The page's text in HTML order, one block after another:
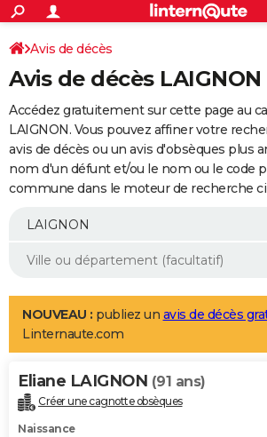
ACTUALITÉS
Politique
Société
Faits Divers
Education
Monde
Villes
+
SPORT
Coupe du monde 2026
Football
Tennis
Cyclisme
Rugby
Forum
Programme TV
TNTStreaming
Cinéma
Sorties cinéma
Musique
+
FINANCE
Retraite
Epargne
Immobilier
Risques naturels par ville
Banque
Assurance
AUTO
Essais
Réserver un essai
Citadines
Berlines
SUV
Forum auto
+
Mobiles
Meilleur smartphone
Internet
Ordinateurs
Jeux vidéo
Guide high-tech
Aménagement intérieur
LIFESTYLE
Art de vivre
Bien-être
Loisirs
Mode
Modes de vie
Alimentation
Guide de la santé
Maladies
Médicaments
Sommeil
VOYAGE
Destinations
City break
Voyage nature
Voyage de noces
Forum
Climat
+PHOTO
Avis de décès
Avis de décès LAIGNON
Accédez gratuitement sur cette page au
LAIGNON. Vous pouvez affiner votre
avis de décès ou un avis d'obsèques plus
nom d'un défunt et/ou le nom ou le code
commune dans le moteur de recherche
NOUVEAU : publiez un avis de décès
Linternaute.com
Eliane LAIGNON (91 ans)
Créer une cagnotte obsèques
Naissance